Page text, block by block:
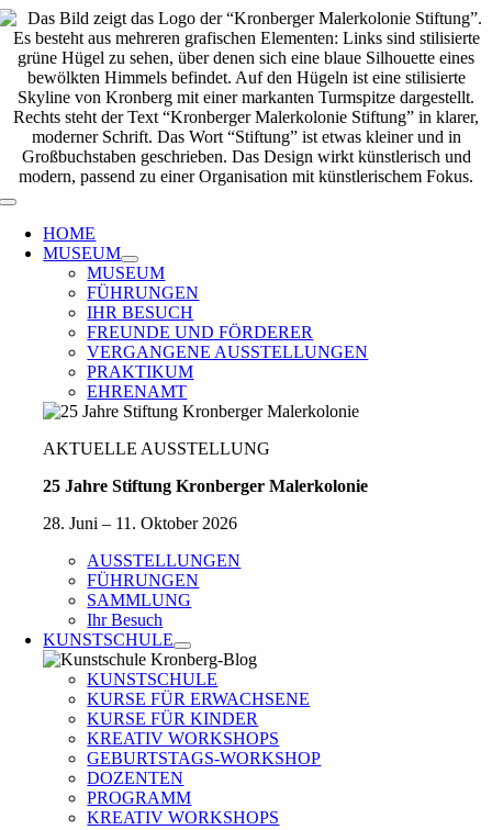
Zum
Inhalt
springen
Toggle
Navigation
HOME
MUSEUM
MUSEUM
FÜHRUNGEN
IHR BESUCH
FREUNDE UND FÖRDERER
VERGANGENE AUSSTELLUNGEN
PRAKTIKUM
EHRENAMT
AKTUELLE AUSSTELLUNG
25 Jahre Stiftung Kronberger Malerkolonie
28. Juni – 11. Oktober 2026
AUSSTELLUNGEN
FÜHRUNGEN
SAMMLUNG
Ihr Besuch
KUNSTSCHULE
KUNSTSCHULE
KURSE FÜR ERWACHSENE
KURSE FÜR KINDER
KREATIV WORKSHOPS
GEBURTSTAGS-WORKSHOP
DOZENTEN
PROGRAMM
KREATIV WORKSHOPS